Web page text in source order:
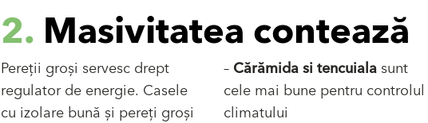
2.Masivitatea contează
Pereții groși servesc drept
regulator de energie. Casele
cu izolare bună și pereți groși
–Cărămida si tencuialasunt
cele mai bune pentru controlul
climatului